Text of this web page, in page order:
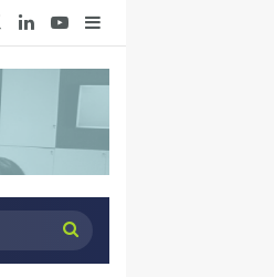
LinkedIn
YouTubeBarra lateral
Buscar
por